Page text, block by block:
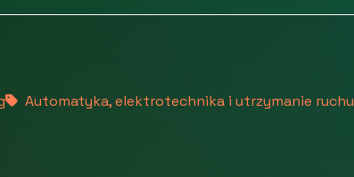
Automatyka, elektrotechnika i utrzymanie ruchu